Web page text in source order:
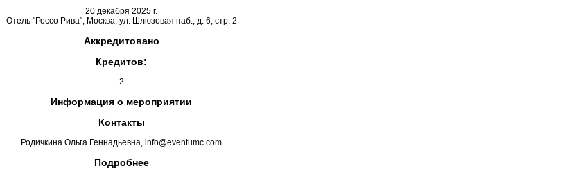
20 декабря 2025 г.
Отель "Россо Рива", Москва, ул. Шлюзовая наб., д. 6, стр. 2
Аккредитовано
Кредитов:
2
Информация о мероприятии
Контакты
Родичкина Ольга Геннадьевна, info@eventumc.com
Подробнее